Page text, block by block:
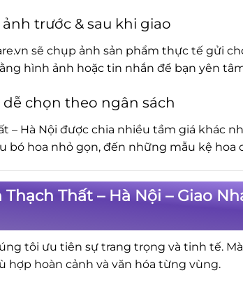
trước & sau khi giao
sẽ chụp ảnh sản phẩm thực tế gửi
hình ảnh hoặc tin nhắn để bạn yên
chọn theo ngân sách
– Hà Nội được chia nhiều tầm giá khác
bó hoa nhỏ gọn, đến những mẫu kệ hoa
Thất – Hà Nội – Giao
tôi ưu tiên sự trang trọng và tinh tế.
hợp hoàn cảnh và văn hóa từng vùng.